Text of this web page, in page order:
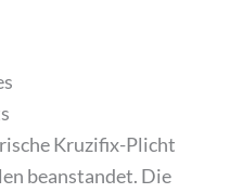
Kruzifix-Plicht
beanstandet. Die